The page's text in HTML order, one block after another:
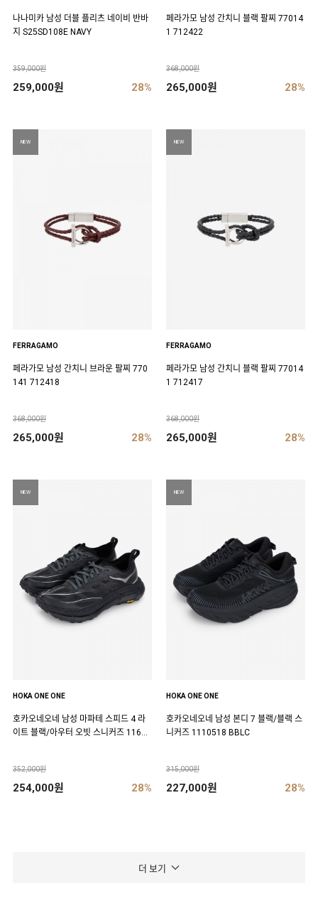
나나미카 남성 더블 플리츠 네이비 반바
지 S25SD108E NAVY
359,000원
259,000원 28%
페라가모 남성 간치니 블랙 팔찌 77014
1 712422
368,000원
265,000원 28%
NEW
FERRAGAMO
페라가모 남성 간치니 브라운 팔찌 770
141 712418
368,000원
265,000원 28%
NEW
FERRAGAMO
페라가모 남성 간치니 블랙 팔찌 77014
1 712417
368,000원
265,000원 28%
NEW
HOKA ONE ONE
호카오네오네 남성 마파테 스피드 4 라
이트 블랙/아우터 오빗 스니커즈 11684
352,000원
254,000원 28%
NEW
HOKA ONE ONE
호카오네오네 남성 본디 7 블랙/블랙 스
니커즈 1110518 BBLC
315,000원
227,000원 28%
더 보기